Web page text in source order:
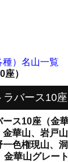
種）名山一覧
）
バース10座
ース10座（金
華山、岩戸
色権現山、
金華山グレー